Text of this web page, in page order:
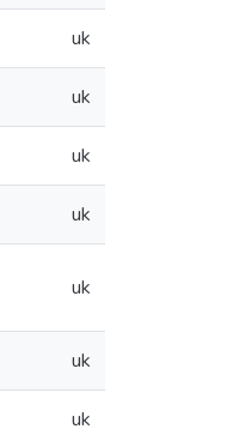
uk
uk
uk
uk
uk
uk
uk